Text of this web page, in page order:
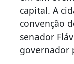
capital. A
convenção
senador
governador